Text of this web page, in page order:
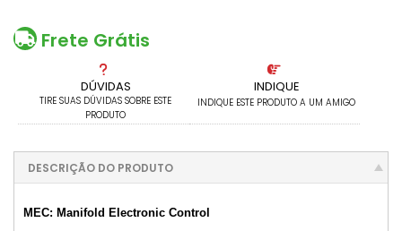
DÚVIDAS
TIRE SUAS DÚVIDAS SOBRE ESTE
PRODUTO
INDIQUE
INDIQUE ESTE PRODUTO A UM AMIGO
..
Frete Grátis
DESCRIÇÃO DO PRODUTO
MEC: Manifold Electronic Control